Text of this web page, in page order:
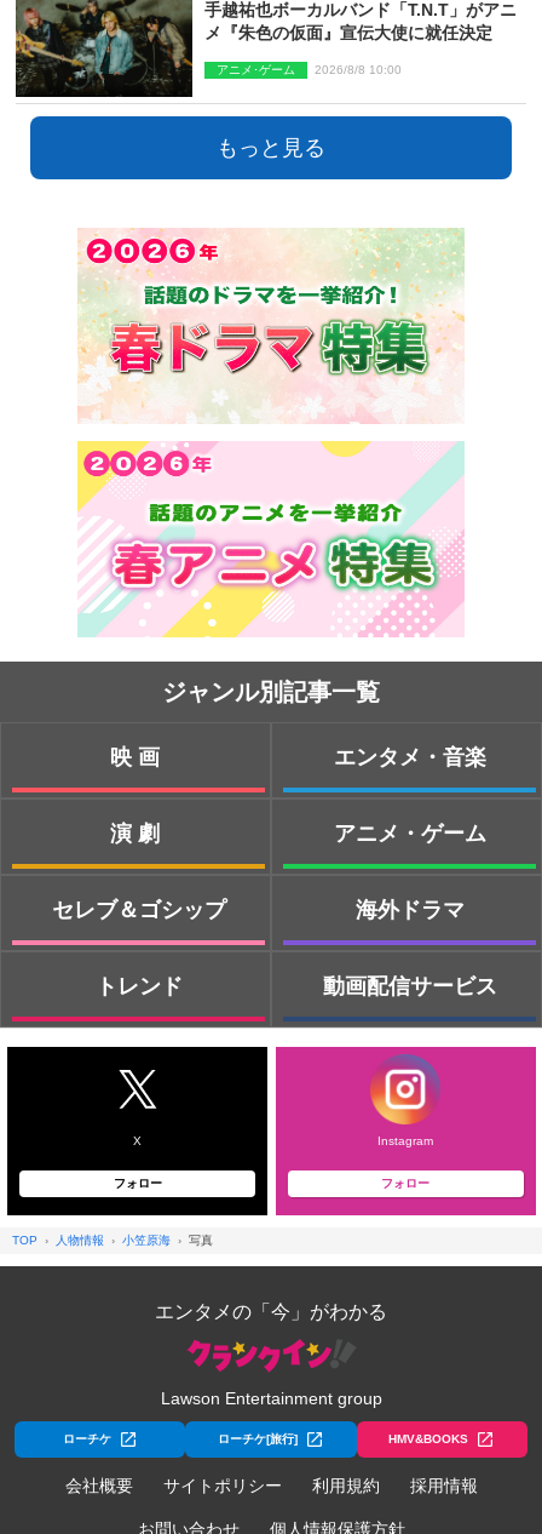
手越祐也ボーカルバンド「T.N.T」がアニ
メ『朱色の仮面』宣伝大使に就任決定
アニメ･ゲーム 2026/8/8 10:00
もっと見る
ジャンル別記事一覧
映画
演劇
セレブ＆ゴシップ
トレンド
エンタメ・音楽
アニメ・ゲーム
海外ドラマ
動画配信サービス
X
フォロー
Instagram
フォロー
TOP 人物情報 小笠原海 写真
エンタメの「今」がわかる
Lawson Entertainment group
ローチケ ローチケ[旅行] HMV&BOOKS
会社概要 サイトポリシー 利用規約 採用情報
お問い合わせ 個人情報保護方針